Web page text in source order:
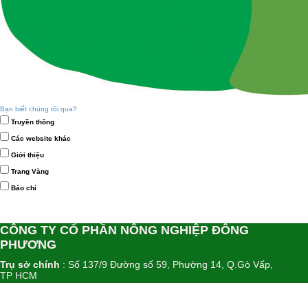
Bạn biết chúng tôi qua?
Truyền thông
Các website khác
Giới thiệu
Trang Vàng
Báo chí
CÔNG TY CỔ PHẦN NÔNG NGHIỆP ĐÔNG
PHƯƠNG
Trụ sở chính : Số 137/9 Đường số 59, Phường 14, Q.Gò Vấp,
TP HCM